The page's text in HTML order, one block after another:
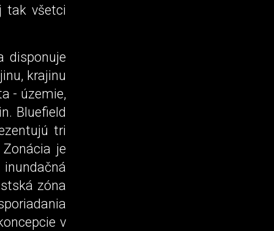
tak všetci
disponuje
krajinu
- územie,
Bluefield
tri
je
zóna
v